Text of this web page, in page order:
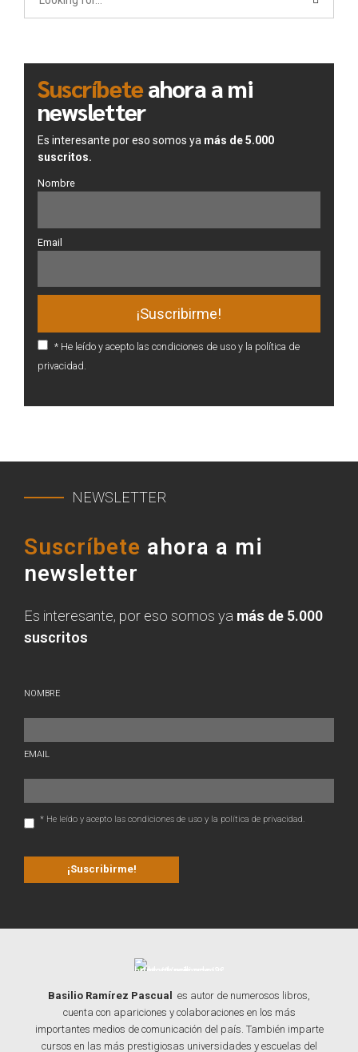
Suscríbeteahora a mi
newsletter
Es interesante por eso somos ya más de 5.000
suscritos.
Nombre
Email
* He leído y acepto las condiciones de uso y la política de
privacidad.
NEWSLETTER
Suscríbete ahora a mi
newsletter
Es interesante, por eso somos ya más de 5.000
suscritos
NOMBRE
EMAIL
* He leído y acepto las condiciones de uso y la política de privacidad.
Basilio Ramírez Pascual
es autor de numerosos libros,
cuenta con apariciones y colaboraciones en los más
importantes medios de comunicación del país. También imparte
cursos en las más prestigiosas universidades y escuelas del